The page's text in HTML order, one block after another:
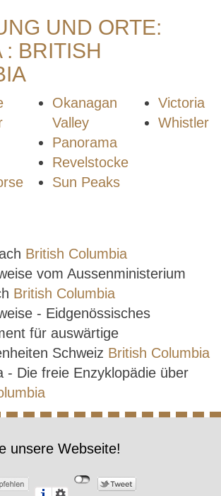
UND ORTE:
: BRITISH
Okanagan
Valley
Panorama
Revelstocke
Sun Peaks
Victoria
Whistler
British Columbia
vom Aussenministerium
British Columbia
- Eidgenössisches
für auswärtige
Schweiz British Columbia
- Die freie Enzyklopädie über
unsere Webseite!